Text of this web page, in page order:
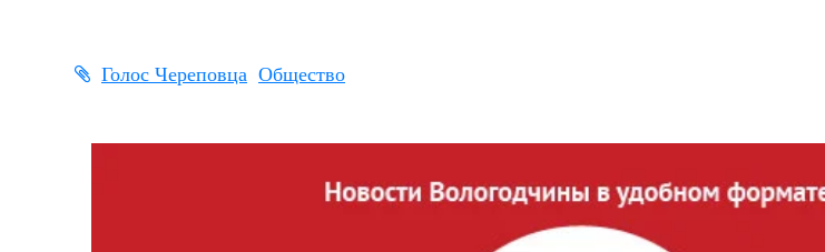
Голос Череповца Общество